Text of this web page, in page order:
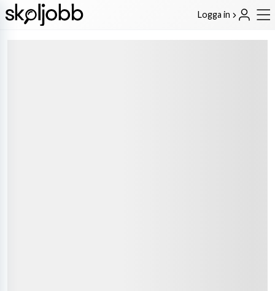
Logga in